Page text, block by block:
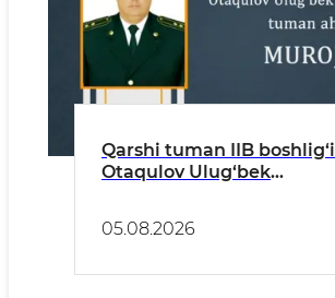
Qarshi tuman IIB boshlig‘i
Otaqulov Ulug‘bek
05.08.2026